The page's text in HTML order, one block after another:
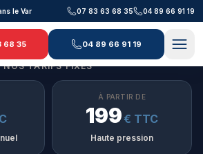
le Var 07 83 63 68 35 04 89 66 91 19
68 35 04 89 66 91 19
NOS TARIFS FIXES
À PARTIR DE
199€ TTC
Haute pression